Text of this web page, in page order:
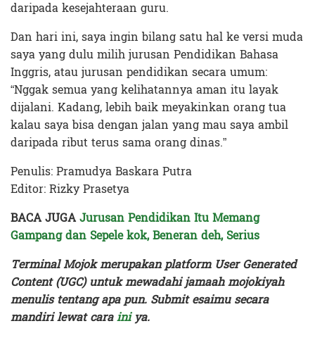
daripada kesejahteraan guru.
Dan hari ini, saya ingin bilang satu hal ke versi muda
saya yang dulu milih jurusan Pendidikan Bahasa
Inggris, atau jurusan pendidikan secara umum:
“Nggak semua yang kelihatannya aman itu layak
dijalani. Kadang, lebih baik meyakinkan orang tua
kalau saya bisa dengan jalan yang mau saya ambil
daripada ribut terus sama orang dinas.”
Penulis: Pramudya Baskara Putra
Editor: Rizky Prasetya
BACA JUGAJurusan Pendidikan Itu Memang
Gampang dan Sepele kok, Beneran deh, Serius
Terminal Mojok merupakan platform User Generated
Content (UGC) untuk mewadahi jamaah mojokiyah
menulis tentang apa pun. Submit esaimu secara
mandiri lewat carainiya.